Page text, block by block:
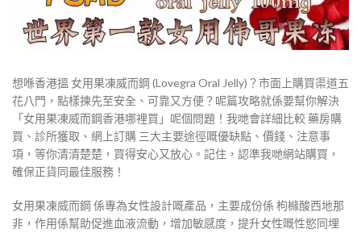
想喺香港搵 女用果凍威而鋼 (Lovegra Oral Jelly)？市面上購買渠道五
花八門，點樣揀先至安全、可靠又方便？呢篇攻略就係要幫你解決
「女用果凍威而鋼香港哪裡買」呢個問題！我哋會詳細比較 藥房購
買、診所獲取、網上訂購 三大主要途徑嘅優缺點、價錢、注意事
項，等你清清楚楚，買得安心又放心。記住，認準我哋網站購買，
確保正貨同最佳服務！
女用果凍威而鋼 係專為女性設計嘅產品，主要成份係 枸櫞酸西地那
非，作用係幫助促進血液流動，增加敏感度，提升女性嘅性慾同埋